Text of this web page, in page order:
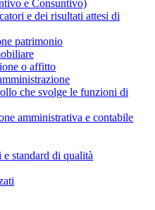
e Consuntivo)
e dei risultati attesi di
patrimonio
o affitto
che svolge le funzioni di
amministrativa e contabile
standard di qualità